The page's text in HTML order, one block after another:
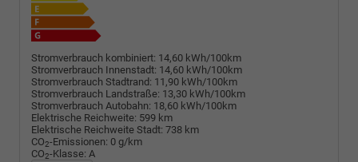
Stromverbrauch kombiniert: 14,60 kWh/100km
Stromverbrauch Innenstadt: 14,60 kWh/100km
Stromverbrauch Stadtrand: 11,90 kWh/100km
Stromverbrauch Landstraße: 13,30 kWh/100km
Stromverbrauch Autobahn: 18,60 kWh/100km
Elektrische Reichweite: 599 km
Elektrische Reichweite Stadt: 738 km
CO2-Emissionen: 0 g/km
CO2-Klasse: A